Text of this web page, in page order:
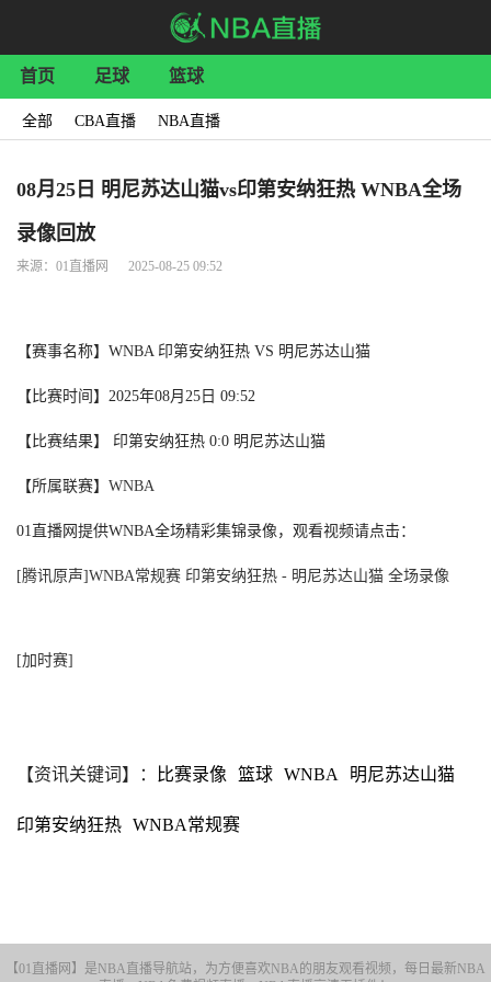
首页 足球 篮球
全部 CBA直播 NBA直播
08月25日 明尼苏达山猫vs印第安纳狂热 WNBA全场
录像回放
来源：01直播网 2025-08-25 09:52
【赛事名称】WNBA 印第安纳狂热 VS 明尼苏达山猫
【比赛时间】2025年08月25日 09:52
【比赛结果】 印第安纳狂热 0:0 明尼苏达山猫
【所属联赛】 WNBA
01直播网提供WNBA全场精彩集锦录像，观看视频请点击：
[腾讯原声]WNBA常规赛 印第安纳狂热 - 明尼苏达山猫 全场录像
[加时赛]
【资讯关键词】： 比赛录像 篮球 WNBA 明尼苏达山猫
印第安纳狂热 WNBA常规赛
【01直播网】是NBA直播导航站，为方便喜欢NBA的朋友观看视频，每日最新NBA